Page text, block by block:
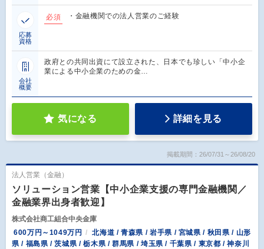
応募
資格
必須 ・金融機関での法人営業のご経験
会社
概要
政府との共同出資にて設立された、日本でも珍しい「中小企
業による中小企業のための金…
気になる 詳細を見る
掲載期間：26/07/31～26/08/20
法人営業（金融）
ソリューション営業【中小企業支援の専門金融機関／
金融業界出身者歓迎】
株式会社商工組合中央金庫
600万円～1049万円
北海道 / 青森県 / 岩手県 / 宮城県 / 秋田県 / 山形
県 / 福島県 / 茨城県 / 栃木県 / 群馬県 / 埼玉県 / 千葉県 / 東京都 / 神奈川